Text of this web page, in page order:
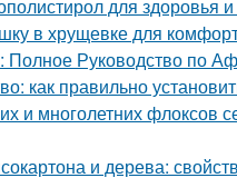
для здоровья
в хрущевке для
Руководство по
как правильно
и многолетних флоксов
и дерева: